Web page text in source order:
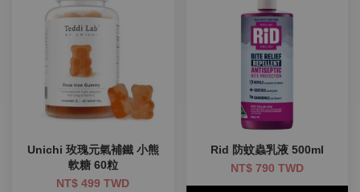
Unichi 玫瑰元氣補鐵 小熊
軟糖 60粒
NT$ 499 TWD
Rid 防蚊蟲乳液 500ml
NT$ 790 TWD